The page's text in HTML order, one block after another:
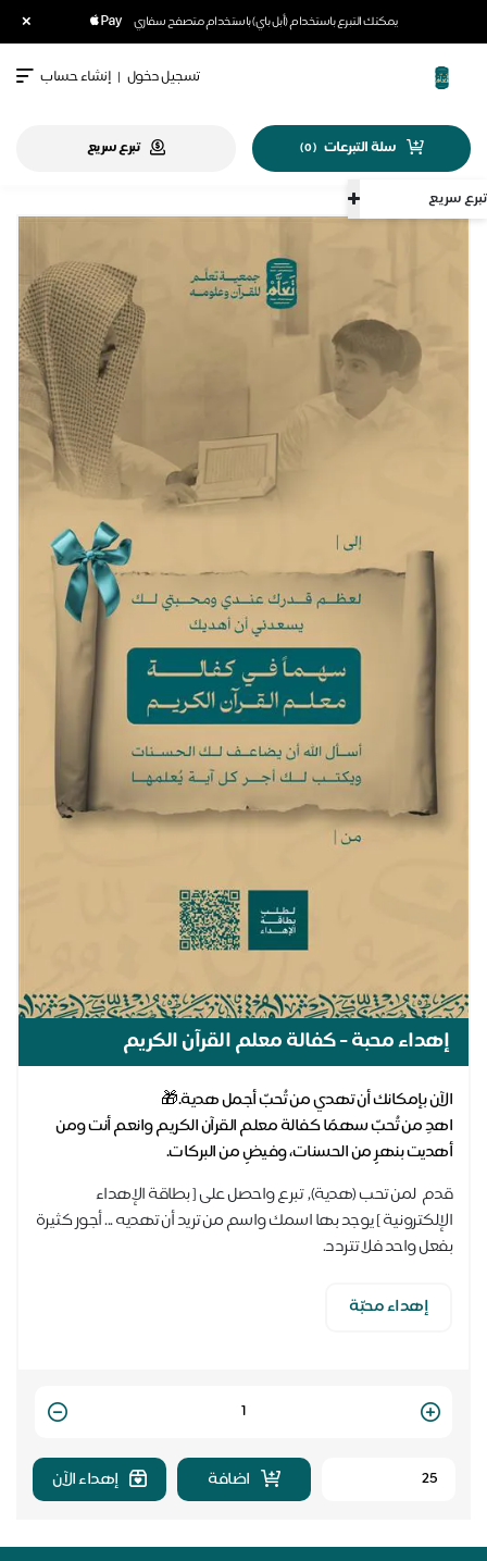
يمكنك التبرع باستخدام (أبل باي) باستخدام متصفح سفاري ×
تبرع سريع
تسجيل دخول | إنشاء حساب
سلة التبرعات (
0
) تبرع سريع
إهداء محبة - كفالة معلم القرآن الكريم
اهدِ من تُحبّ سهمًا كفالة معلم القرآن الكريم وانعم أنت ومن
أهديت بنهرٍ من الحسنات، وفيضٍ من البركات.
قدم لمن تحب (هدية), تبرع واحصل على [ بطاقة الإهداء
الإلكترونية ] يوجد بها اسمك واسم من تريد أن تهديه ... أجور كثيرة
بفعل واحد فلا تتردد.
إهداء محبّة
Quantity
اضافة إهداء الآن